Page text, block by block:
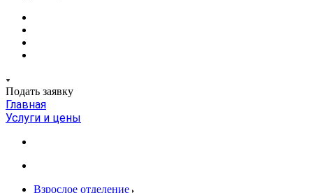
Подать заявку
Главная
Услуги и цены
Взрослое отделение